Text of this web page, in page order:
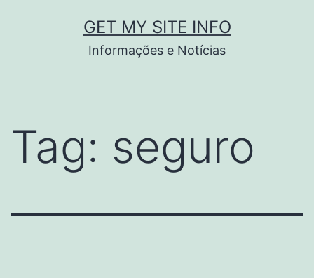
GET MY SITE INFO
Informações e Notícias
Tag: seguro